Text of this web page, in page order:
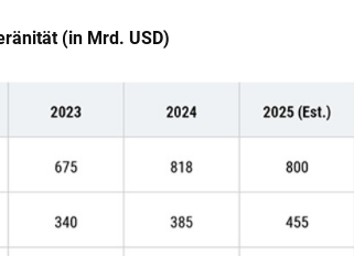
(in Mrd. USD)